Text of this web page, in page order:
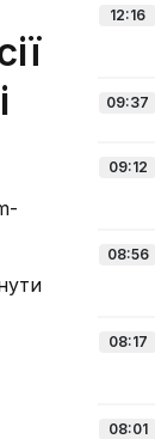
12:16
09:37
09:12
08:56
08:17
08:01